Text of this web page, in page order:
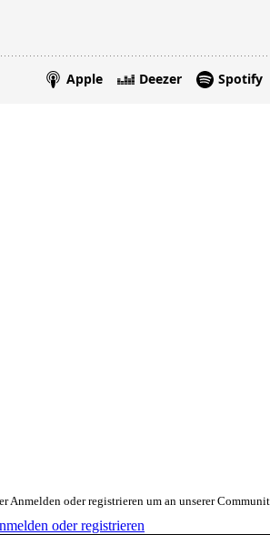
Anmelden oder registrieren um an unserer
oder registrieren